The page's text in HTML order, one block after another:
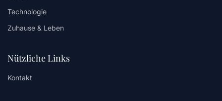
Technologie
Zuhause & Leben
Nützliche Links
Kontakt